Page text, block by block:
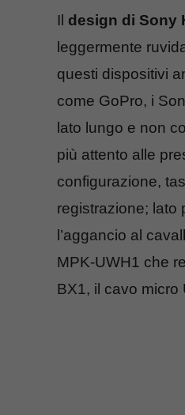
Il design di Sony
leggermente
questi dispositivi
come GoPro, i
lato lungo e non
più attento alle
configurazione,
registrazione; lato
l’aggancio al
MPK-UWH1 che
BX1, il cavo micro